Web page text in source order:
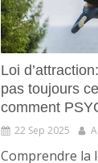
Loi
pas toujours
comment
22 Sep 2025
Comprendre la